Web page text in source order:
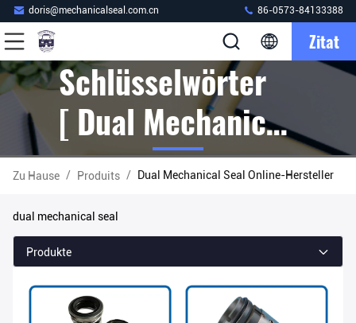
doris@mechanicalseal.com.cn 86-0573-84133388
Zitat
Schlüsselwörter
[ Dual Mechanical
Seal ]
Übereinstimmung
39 Produits
Zu Hause / Produits / Dual Mechanical Seal Online-Hersteller
dual mechanical seal
Produkte